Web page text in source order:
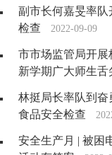
副市长何嘉旻率
检查
2022-09-09
市市场监管局开
新学期广大师生舌
林挺局长率队到
食品安全检查
安全生产月 | 被困